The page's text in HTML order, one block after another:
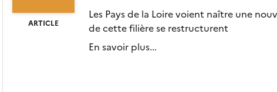
ARTICLE
Les Pays de la Loire voient naître une
de cette filière se restructurent
En savoir plus...